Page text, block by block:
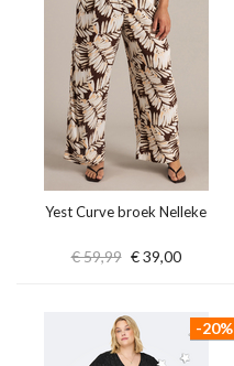
Yest Curve broek Nelleke
€ 59,99 € 39,00
-20%